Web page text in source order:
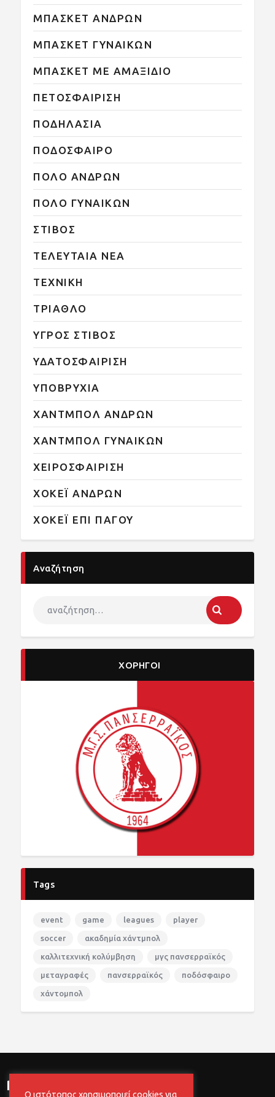
ΜΠΑΣΚΕΤ ΑΝΔΡΩΝ
ΜΠΑΣΚΕΤ ΓΥΝΑΙΚΩΝ
ΜΠΑΣΚΕΤ ΜΕ ΑΜΑΞΙΔΙΟ
ΠΕΤΟΣΦΑΙΡΙΣΗ
ΠΟΔΗΛΑΣΙΑ
ΠΟΔΟΣΦΑΙΡΟ
ΠΟΛΟ ΑΝΔΡΩΝ
ΠΟΛΟ ΓΥΝΑΙΚΩΝ
ΣΤΙΒΟΣ
ΤΕΛΕΥΤΑΙΑ ΝΕΑ
ΤΕΧΝΙΚΗ
ΤΡΙΑΘΛΟ
ΥΓΡΟΣ ΣΤΙΒΟΣ
ΥΔΑΤΟΣΦΑΙΡΙΣΗ
ΥΠΟΒΡΥΧΙΑ
ΧΑΝΤΜΠΟΛ ΑΝΔΡΩΝ
ΧΑΝΤΜΠΟΛ ΓΥΝΑΙΚΩΝ
ΧΕΙΡΟΣΦΑΙΡΙΣΗ
ΧΟΚΕΪ ΑΝΔΡΩΝ
ΧΟΚΕΪ ΕΠΙ ΠΑΓΟΥ
Αναζήτηση
ΧΟΡΗΓΟΙ
Tags
event game leagues player
soccer ακαδημία χάντμπολ
καλλιτεχνική κολύμβηση μγς πανσερραϊκός
μεταγραφές πανσερραϊκός ποδόσφαιρο
χάντομπολ
newsletter
Ο ιστότοπος χρησιμοποιεί cookies για